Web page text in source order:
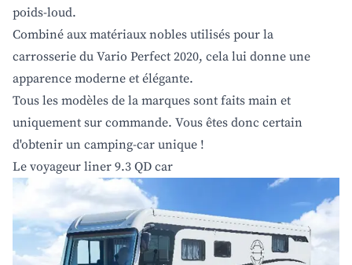
poids-loud.
Combiné aux matériaux nobles utilisés pour la
carrosserie du Vario Perfect 2020, cela lui donne une
apparence moderne et élégante.
Tous les modèles de la marques sont faits main et
uniquement sur commande. Vous êtes donc certain
d'obtenir un camping-car unique !
Le voyageur liner 9.3 QD car